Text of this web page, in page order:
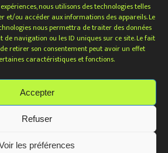
nous utilisons des technologies telles
et/ou accéder aux informations des appareils. Le
nous permettra de traiter des données
navigation ou les ID uniques sur ce site. Le fait
retirer son consentement peut avoir un effet
caractéristiques et fonctions.
Accepter
Refuser
les préférences
- ARCHITECTES / TOUS